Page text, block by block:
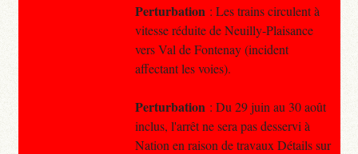
Perturbation : Les trains circulent à
vitesse réduite de Neuilly-Plaisance
vers Val de Fontenay (incident
affectant les voies).
Perturbation : Du 29 juin au 30 août
inclus, l'arrêt ne sera pas desservi à
Nation en raison de travaux Détails sur